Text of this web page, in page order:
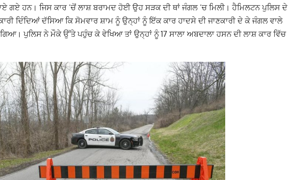
ਗਏ ਹਨ। ਜਿਸ ਕਾਰ ‘ਚੋਂ ਲਾਸ਼ ਬਰਾਮਦ ਹੋਈ ਉਹ ਸੜਕ ਦੀ ਥਾਂ ਜੰਗਲ ‘ਚ ਮਿਲੀ। ਹੈਮਿਲਟਨ ਪੁਲਿਸ ਦੇ
ਦਿੰਦਿਆਂ ਦੱਸਿਆ ਕਿ ਸੋਮਵਾਰ ਸ਼ਾਮ ਨੂੰ ਉਨ੍ਹਾਂ ਨੂੰ ਇੱਕ ਕਾਰ ਹਾਦਸੇ ਦੀ ਜਾਣਕਾਰੀ ਦੇ ਕੇ ਜੰਗਲ ਵਾਲੇ
ਪੁਲਿਸ ਨੇ ਮੌਕੇ ਉੱਤੇ ਪਹੁੰਚ ਕੇ ਵੇਖਿਆ ਤਾਂ ਉਨ੍ਹਾਂ ਨੂੰ 17 ਸਾਲਾ ਅਬਦਾਲਾ ਹਸਨ ਦੀ ਲਾਸ਼ ਕਾਰ ਵਿੱਚ